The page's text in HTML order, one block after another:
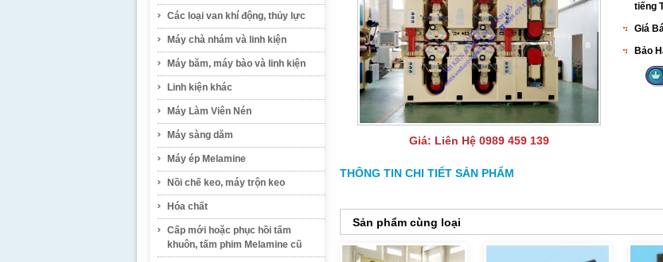
Các loại van khí động, thủy lực
Máy chà nhám và linh kiện
Máy băm, máy bào và linh kiện
Linh kiện khác
Máy Làm Viên Nén
Máy sàng dăm
Máy ép Melamine
Nồi chế keo, máy trộn keo
Hóa chất
Cấp mới hoặc phục hồi tấm
khuôn, tấm phim Melamine cũ
Giá: Liên Hệ 0989 459 139
tiếng
Giá
Bảo
THÔNG TIN CHI TIẾT SẢN PHẨM
Sản phẩm cùng loại